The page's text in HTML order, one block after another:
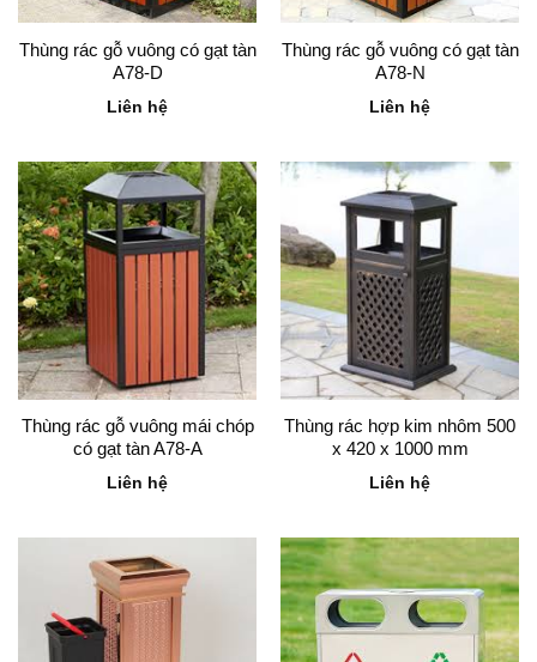
Thùng rác gỗ vuông có gạt tàn
A78-D
Liên hệ
Thùng rác gỗ vuông có gạt tàn
A78-N
Liên hệ
Thùng rác gỗ vuông mái chóp
có gạt tàn A78-A
Liên hệ
Thùng rác hợp kim nhôm 500
x 420 x 1000 mm
Liên hệ